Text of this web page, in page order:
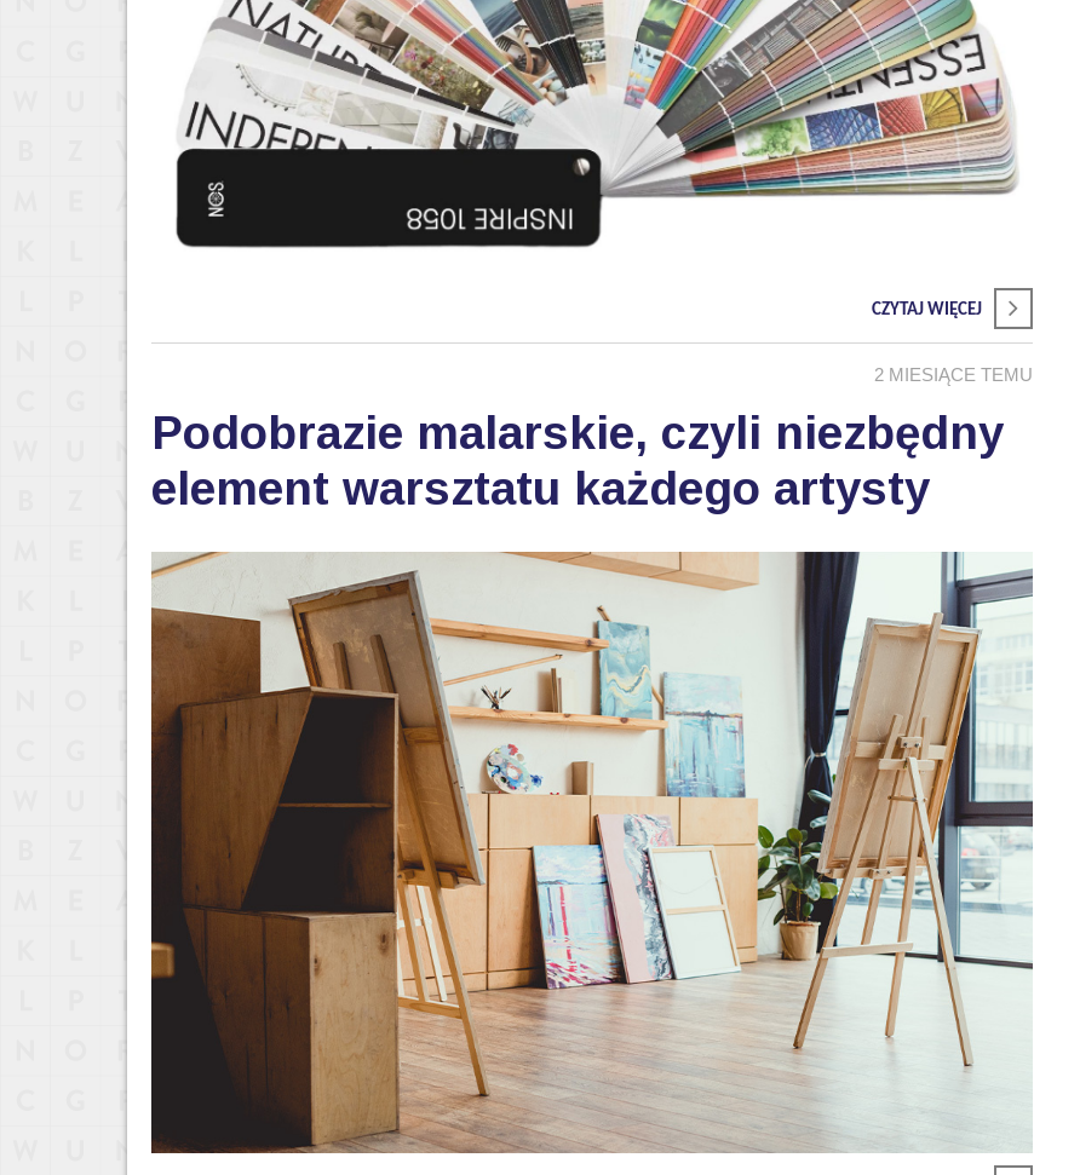
CZYTAJ WIĘCEJ
2 MIESIĄCE TEMU
Podobrazie malarskie, czyli niezbędny
element warsztatu każdego artysty